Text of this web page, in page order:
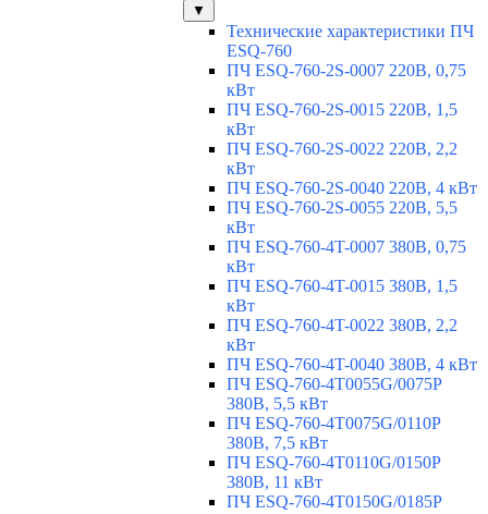
▼
Технические характеристики ПЧ
ESQ-760
ПЧ ESQ-760-2S-0007 220В, 0,75
кВт
ПЧ ESQ-760-2S-0015 220В, 1,5
кВт
ПЧ ESQ-760-2S-0022 220В, 2,2
кВт
ПЧ ESQ-760-2S-0040 220В, 4 кВт
ПЧ ESQ-760-2S-0055 220В, 5,5
кВт
ПЧ ESQ-760-4T-0007 380В, 0,75
кВт
ПЧ ESQ-760-4T-0015 380В, 1,5
кВт
ПЧ ESQ-760-4T-0022 380В, 2,2
кВт
ПЧ ESQ-760-4T-0040 380В, 4 кВт
ПЧ ESQ-760-4T0055G/0075P
380В, 5,5 кВт
ПЧ ESQ-760-4T0075G/0110P
380В, 7,5 кВт
ПЧ ESQ-760-4T0110G/0150P
380В, 11 кВт
ПЧ ESQ-760-4T0150G/0185P